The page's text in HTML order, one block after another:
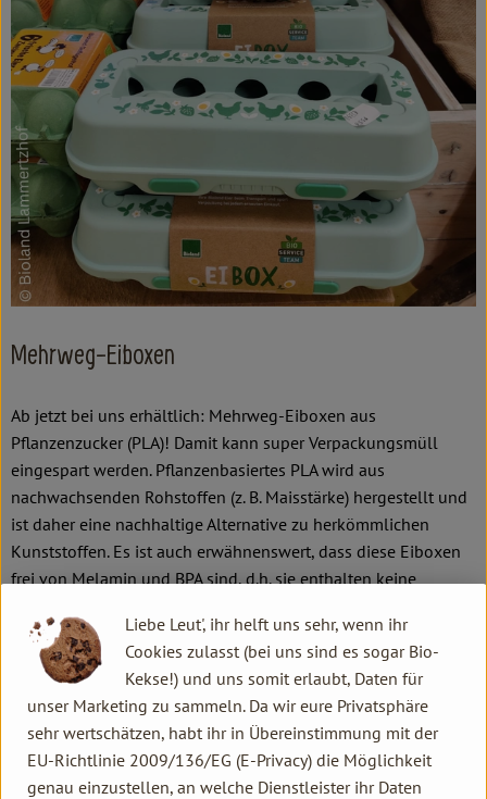
Kochen & Backen
Süß & Pikant
Getränke
Haushalt
Einkaufen
Über uns
Erleben
Mehrweg-Eiboxen
Ab jetzt bei uns erhältlich: Mehrweg-Eiboxen aus
Pflanzenzucker (PLA)! Damit kann super Verpackungsmüll
eingespart werden. Pflanzenbasiertes PLA wird aus
nachwachsenden Rohstoffen (z. B. Maisstärke) hergestellt und
ist daher eine nachhaltige Alternative zu herkömmlichen
Kunststoffen. Es ist auch erwähnenswert, dass diese Eiboxen
frei von Melamin undBPAsind, d.h. sie enthalten keine
Außerdem sind diese Eiboxen recyclebar und industriell
kompostierbar. Das bedeutet, dass sie in entsprechenden
Anlagen entsorgt werden können, um wertvolle Ressourcen
zurückzugewinnen. Natürlich sind sie geruchs- und
geschmacksneutral, was sicherstellt, dass sie den Geschmack
oder Geruch der darin aufbewahrten Eier nicht beeinflussen.
Liebe Leut', ihr helft uns sehr, wenn ihr
Cookies zulasst (bei uns sind es sogar Bio-
Kekse!) und uns somit erlaubt, Daten für
unser Marketing zu sammeln. Da wir eure Privatsphäre
sehr wertschätzen, habt ihr in Übereinstimmung mit der
EU-Richtlinie 2009/136/EG (E-Privacy) die Möglichkeit
genau einzustellen, an welche Dienstleister ihr Daten